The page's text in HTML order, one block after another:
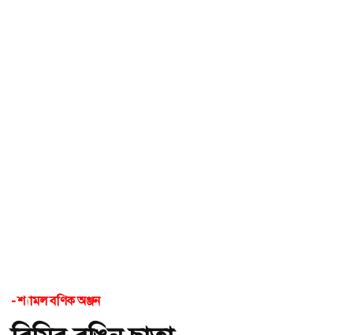
- শ্যামল বণিক অঞ্জন